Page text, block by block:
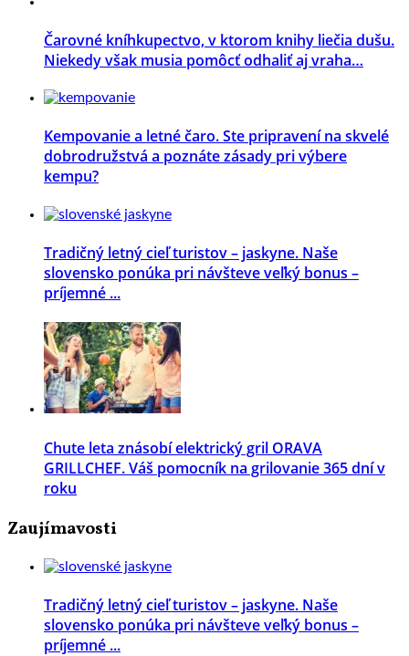
Čarovné kníhkupectvo, v ktorom knihy liečia dušu.
Niekedy však musia pomôcť odhaliť aj vraha…
Kempovanie a letné čaro. Ste pripravení na skvelé
dobrodružstvá a poznáte zásady pri výbere
kempu?
Tradičný letný cieľ turistov – jaskyne. Naše
slovensko ponúka pri návšteve veľký bonus –
príjemné ...
Chute leta znásobí elektrický gril ORAVA
GRILLCHEF. Váš pomocník na grilovanie 365 dní v
roku
Zaujímavosti
Tradičný letný cieľ turistov – jaskyne. Naše
slovensko ponúka pri návšteve veľký bonus –
príjemné ...